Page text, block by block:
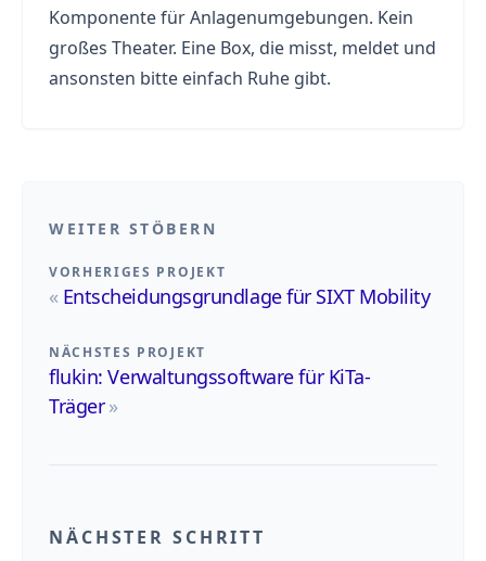
Komponente für Anlagenumgebungen. Kein
großes Theater. Eine Box, die misst, meldet und
ansonsten bitte einfach Ruhe gibt.
WEITER STÖBERN
VORHERIGES PROJEKT
« Entscheidungsgrundlage für SIXT Mobility
NÄCHSTES PROJEKT
flukin: Verwaltungssoftware für KiTa-
Träger»
NÄCHSTER SCHRITT